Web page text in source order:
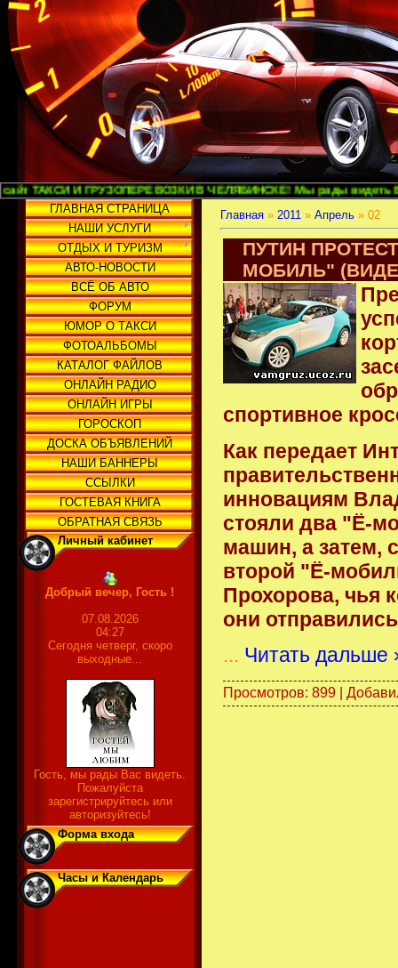
И ГРУЗОПЕРЕВОЗКИ В ЧЕЛЯБИНСКЕ! Мы рады видеть Вас и
ГЛАВНАЯ СТРАНИЦА
НАШИ УСЛУГИ
ОТДЫХ И ТУРИЗМ
АВТО-НОВОСТИ
ВСЁ ОБ АВТО
ФОРУМ
ЮМОР О ТАКСИ
ФОТОАЛЬБОМЫ
КАТАЛОГ ФАЙЛОВ
ОНЛАЙН РАДИО
ОНЛАЙН ИГРЫ
ГОРОСКОП
ДОСКА ОБЪЯВЛЕНИЙ
НАШИ БАННЕРЫ
ССЫЛКИ
ГОСТЕВАЯ КНИГА
ОБРАТНАЯ СВЯЗЬ
Личный кабинет
Добрый вечер, Гость !
07.08.2026
04:27
Сегодня четверг, скоро
выходные...
Гость, мы рады Вас видеть.
Пожалуйста
зарегистрируйтесь или
авторизуйтесь!
Форма входа
Часы и Календарь
Главная » 2011 » Апрель » 02
ПУТИН
МОБИЛЬ"
спортивное
Как передает
инновациям
стояли два "Ё-
машин, а затем,
второй "Ё-
Прохорова, чья
они
... Читать дальше
Просмотров: 899 |